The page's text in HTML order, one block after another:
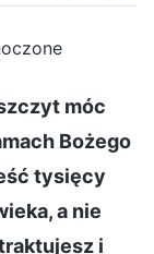
móc
Bożego
tysięcy
a nie
i